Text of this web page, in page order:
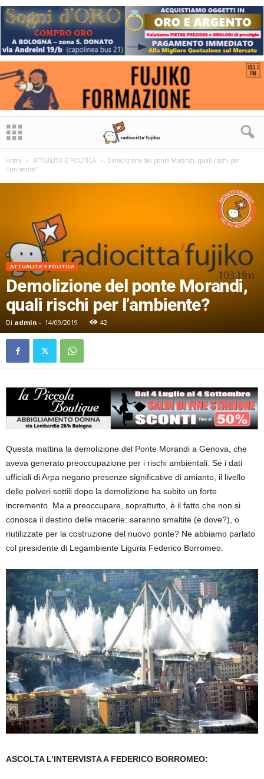
Home ATTUALITA' E POLITICA
Demolizione del ponte Morandi, quali rischi per
l’ambiente?
ATTUALITA' E POLITICA
Demolizione del ponte Morandi,
quali rischi per l’ambiente?
Di admin - 14/09/2019 42
Questa mattina la demolizione del Ponte Morandi a Genova, che
aveva generato preoccupazione per i rischi ambientali. Se i dati
ufficiali di Arpa negano presenze significative di amianto, il livello
delle polveri sottili dopo la demolizione ha subito un forte
incremento. Ma a preoccupare, soprattutto, è il fatto che non si
conosca il destino delle macerie: saranno smaltite (e dove?), o
riutilizzate per la costruzione del nuovo ponte? Ne abbiamo parlato
col presidente di Legambiente Liguria Federico Borromeo.
ASCOLTA L’INTERVISTA A FEDERICO BORROMEO: